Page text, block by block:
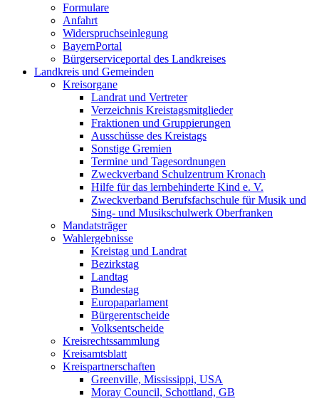
Formulare
Anfahrt
Widerspruchseinlegung
BayernPortal
Bürgerserviceportal des Landkreises
Landkreis und Gemeinden
Kreisorgane
Landrat und Vertreter
Verzeichnis Kreistagsmitglieder
Fraktionen und Gruppierungen
Ausschüsse des Kreistags
Sonstige Gremien
Termine und Tagesordnungen
Zweckverband Schulzentrum Kronach
Hilfe für das lernbehinderte Kind e. V.
Zweckverband Berufsfachschule für Musik und
Sing- und Musikschulwerk Oberfranken
Mandatsträger
Wahlergebnisse
Kreistag und Landrat
Bezirkstag
Landtag
Bundestag
Europaparlament
Bürgerentscheide
Volksentscheide
Kreisrechtssammlung
Kreisamtsblatt
Kreispartnerschaften
Greenville, Mississippi, USA
Moray Council, Schottland, GB